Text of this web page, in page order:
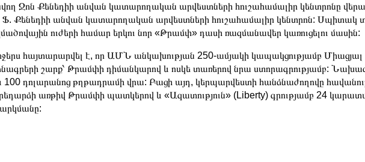
Ջոն Քենեդիի անվան կատարողական արվեստների հուշահամալիր կենտրոնը
Ֆ. Քենեդիի անվան կատարողական արվեստների հուշահամալիր կենտրոն: Սպիտակ
ուժերի համար երկու նոր «Թրամփ» դասի ռազմանավեր կառուցելու մասին:
հայտարարվել է, որ ԱՄՆ անկախության 250-ամյակի կապակցությամբ
շարք՝ Թրամփի դիմանկարով և ոսկե տառերով նրա ստորագրությամբ:
100 դոլարանոց թղթադրամի վրա: Բացի այդ, կերպարվեստի հանձնաժողովը
առթիվ Թրամփի պատկերով և «Ազատություն» (Liberty) գրությամբ 24